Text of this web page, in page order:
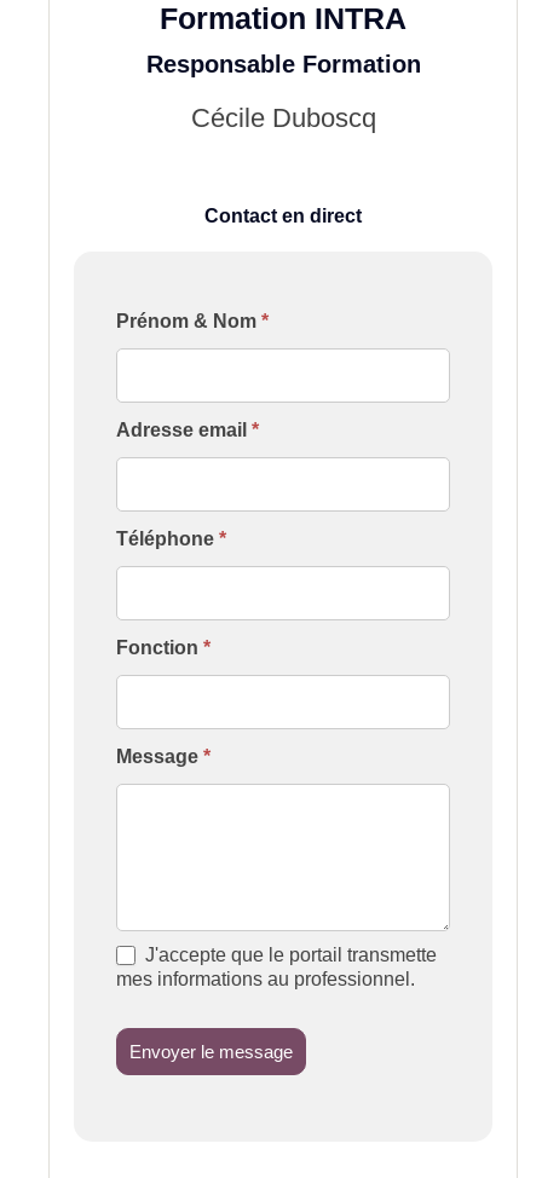
Formation INTRA
Responsable Formation
Cécile Duboscq
Contact en direct
Formulaire
[Contact
Prénom & Nom *
Adresse email *
Téléphone *
Fonction *
Message *
J'accepte que le portail transmette
mes informations au professionnel.
Envoyer le message